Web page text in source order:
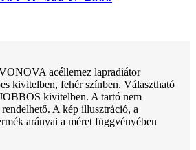
acéllemez lapradiátor
kivitelben, fehér színben. Választható
kivitelben. A tartó nem
A kép illusztráció, a
arányai a méret függvényében